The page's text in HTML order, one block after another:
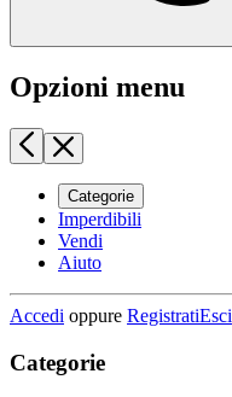
Opzioni menu
Categorie
Imperdibili
Vendi
Aiuto
Accedi oppure RegistratiEsci
Categorie